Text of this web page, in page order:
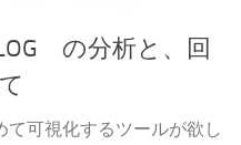
の分析と、回
可視化するツールが欲し